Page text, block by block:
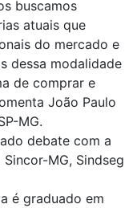
buscamos
atuais que
do mercado e
dessa modalidade
de comprar e
João Paulo
MG.
debate com a
MG, Sindseg
é graduado em